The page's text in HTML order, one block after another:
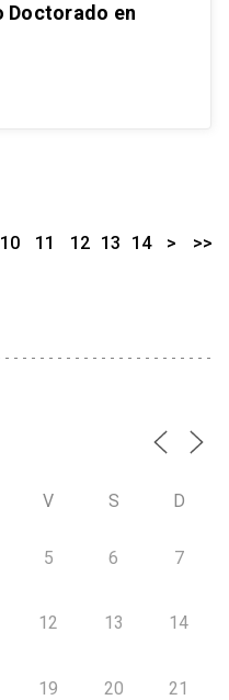
Doctorado en
10 11 12 13 14 > >>
V S D
5 6 7
12 13 14
19 20 21